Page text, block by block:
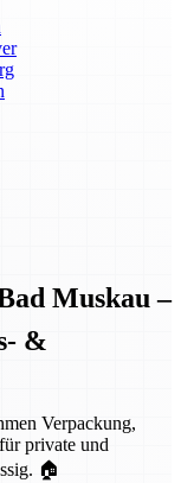
Muskau –
&
Verpackung,
private und
🏠